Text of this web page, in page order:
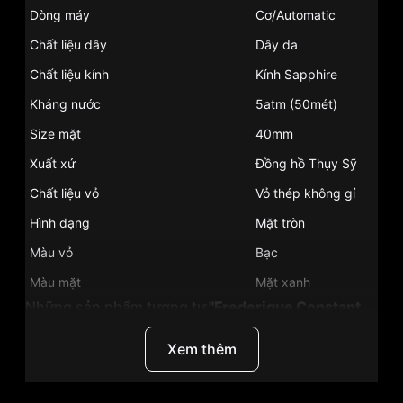
Dòng máy
Cơ/Automatic
Chất liệu dây
Dây da
Chất liệu kính
Kính Sapphire
Kháng nước
5atm (50mét)
Size mặt
40mm
Xuất xứ
Đồng hồ Thụy Sỹ
Chất liệu vỏ
Vỏ thép không gỉ
Hình dạng
Mặt tròn
Màu vỏ
Bạc
Màu mặt
Mặt xanh
Những sản phẩm tương tự
"Frederique Constant
40 mm Nam FC-335MCNW4P26":
Xem thêm